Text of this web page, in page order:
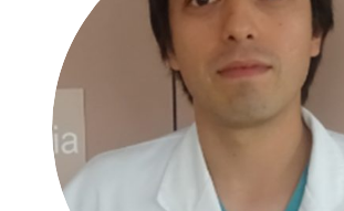
Dr. Diego Sánchez